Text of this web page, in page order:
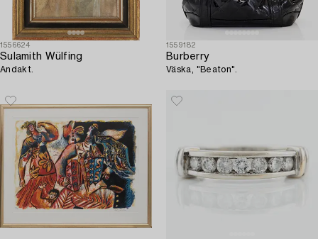
1556624
Sulamith Wülfing
Andakt.
1559182
Burberry
Väska, "Beaton".